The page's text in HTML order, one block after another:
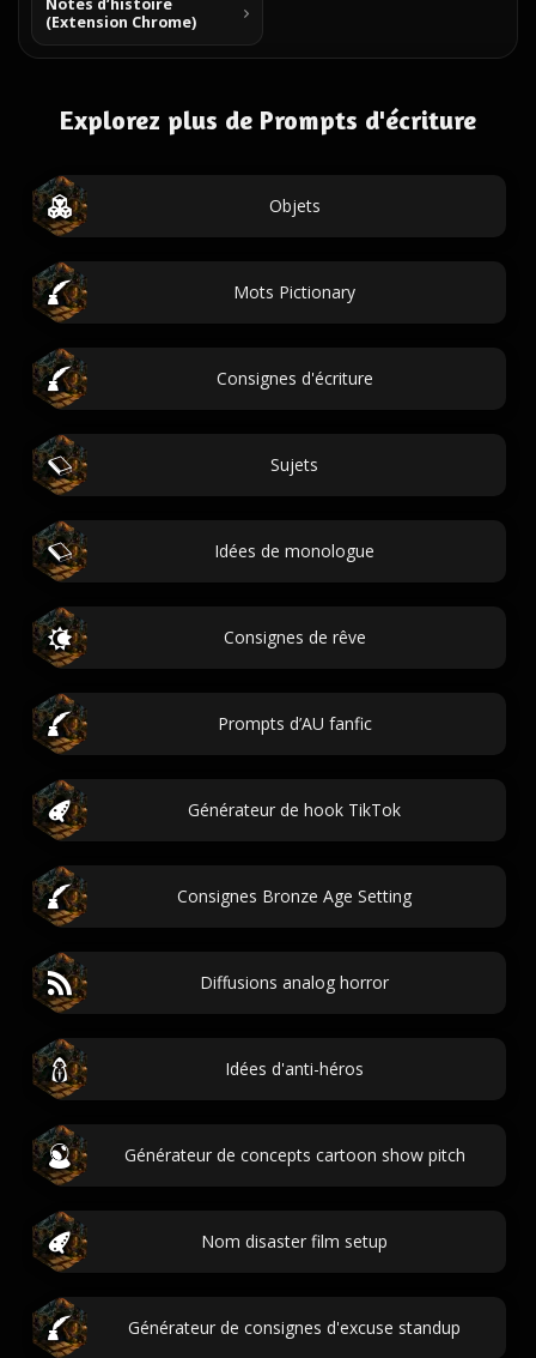
Notes d’histoire
(Extension Chrome)
Explorez plus de Prompts d'écriture
Objets
Mots Pictionary
Consignes d'écriture
Sujets
Idées de monologue
Consignes de rêve
Prompts d’AU fanfic
Générateur de hook TikTok
Consignes Bronze Age Setting
Diffusions analog horror
Idées d'anti-héros
Générateur de concepts cartoon show pitch
Nom disaster film setup
Générateur de consignes d'excuse standup